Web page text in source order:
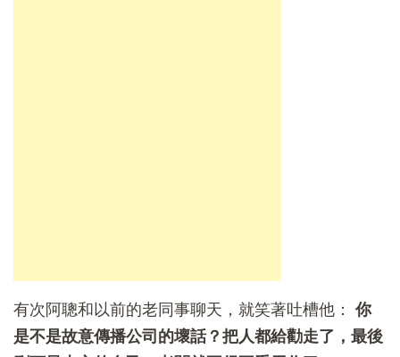
有次阿聰和以前的老同事聊天，就笑著吐槽他： 你
是不是故意傳播公司的壞話？把人都給勸走了，最後